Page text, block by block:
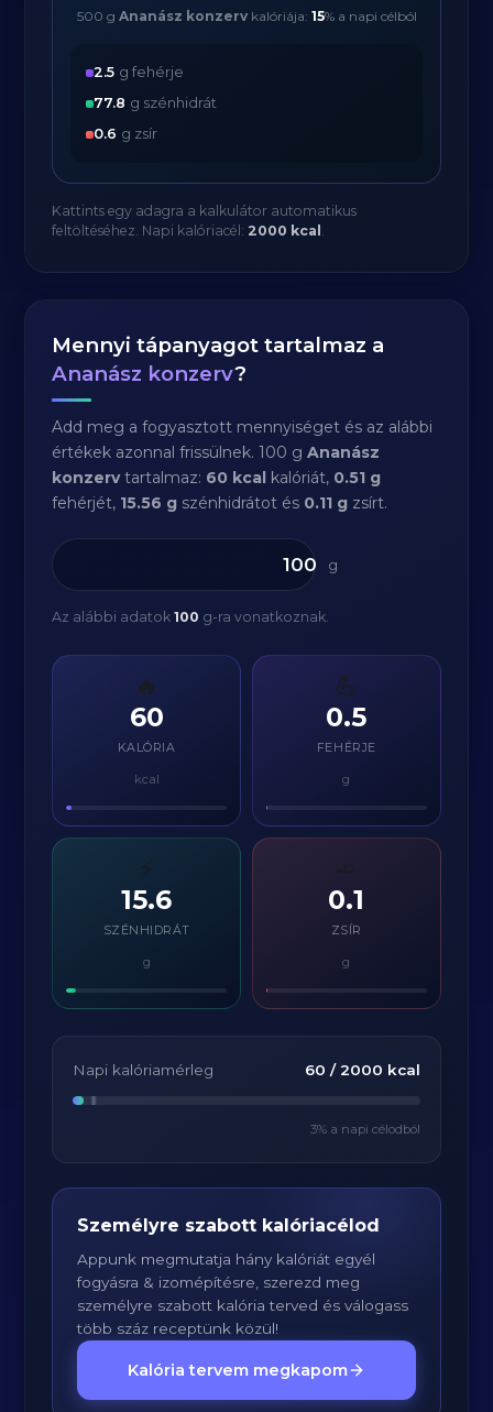
500 g Ananász konzervkalóriája: 15% a napi célból
2.5 g fehérje
77.8 g szénhidrát
0.6 g zsír
Kattints egy adagra a kalkulátor automatikus
feltöltéséhez. Napi kalóriacél: 2000 kcal .
Mennyi tápanyagot tartalmaz a
Ananász konzerv?
Add meg a fogyasztott mennyiséget és az alábbi
értékek azonnal frissülnek. 100 gAnanász
konzervtartalmaz: 60 kcal kalóriát, 0.51 g
fehérjét, 15.56 g szénhidrátot és 0.11 g zsírt.
g
Az alábbi adatok100 g-ra vonatkoznak.
🔥
60
KALÓRIA
kcal
💪
0.5
FEHÉRJE
g
⚡
15.6
SZÉNHIDRÁT
g
0.1
ZSÍR
g
Napi kalóriamérleg 60 / 2000 kcal
3% a napi célodból
Személyre szabott kalóriacélod
Appunk megmutatja hány kalóriát egyél
fogyásra & izomépítésre, szerezd meg
személyre szabott kalória terved és válogass
több száz receptünk közül!
Kalória tervem megkapom